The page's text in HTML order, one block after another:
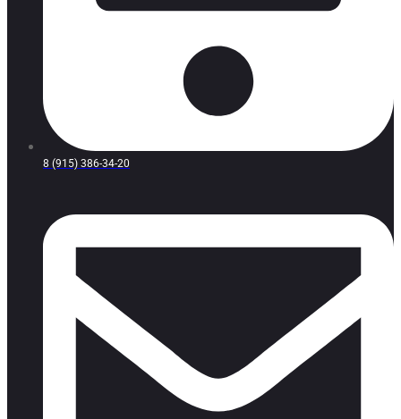
8 (915) 386-34-20